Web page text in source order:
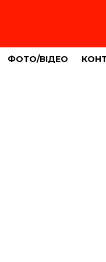
ФОТО/ВІДЕО